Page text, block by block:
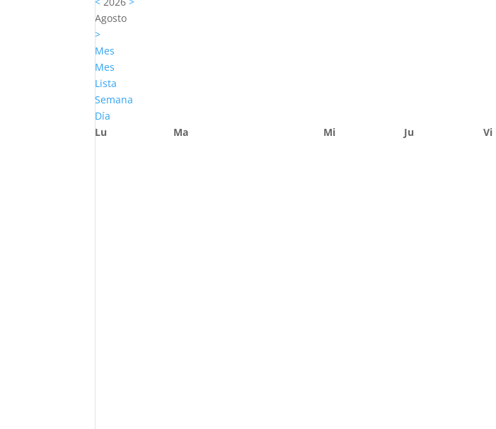
Agosto
>
Mes
Mes
Lista
Semana
Día
Lu
Ma Mi Ju Vi